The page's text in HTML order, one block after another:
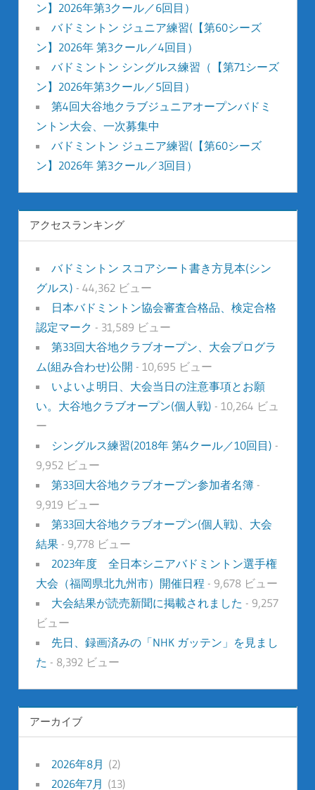
ン】2026年第3クール／6回目）
バドミントン ジュニア練習(【第60シーズ
ン】2026年 第3クール／4回目）
バドミントン シングルス練習（【第71シーズ
ン】2026年第3クール／5回目）
第4回大谷地クラブジュニアオープンバドミ
ントン大会、一次募集中
バドミントン ジュニア練習(【第60シーズ
ン】2026年 第3クール／3回目）
アクセスランキング
バドミントン スコアシート書き方見本(シン
グルス) - 44,362 ビュー
日本バドミントン協会審査合格品、検定合格
認定マーク - 31,589 ビュー
第33回大谷地クラブオープン、大会プログラ
ム(組み合わせ)公開 - 10,695 ビュー
いよいよ明日、大会当日の注意事項とお願
い。大谷地クラブオープン(個人戦) - 10,264 ビュ
ー
シングルス練習(2018年 第4クール／10回目) -
9,952 ビュー
第33回大谷地クラブオープン参加者名簿-
9,919 ビュー
第33回大谷地クラブオープン(個人戦)、大会
結果- 9,778 ビュー
2023年度 全日本シニアバドミントン選手権
大会（福岡県北九州市）開催日程 - 9,678 ビュー
大会結果が読売新聞に掲載されました - 9,257
ビュー
先日、録画済みの「NHK ガッテン」を見まし
た - 8,392 ビュー
アーカイブ
2026年8月 (2)
2026年7月 (13)